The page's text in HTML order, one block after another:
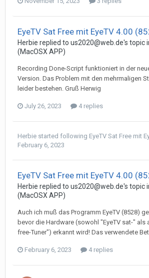
EyeTV Sat Free mit EyeTV 4.00
Herbie replied to us2020@web.de's topic
(MacOSX APP)
Recording Done-Script funktioniert in der
Version. Das Problem mit den mehrmaligen
leider bestehen. Gruß Herwig
July 26, 2023 4 replies
Herbie started following EyeTV Sat Free mit
February 6, 2023
EyeTV Sat Free mit EyeTV 4.00
Herbie replied to us2020@web.de's topic
(MacOSX APP)
Auch ich muß das Programm EyeTV (8528)
bevor die Hardware (sowohl "EyeTV sat-" als
free-Tuner") erkannt wird! Das verwendete
February 6, 2023 4 replies